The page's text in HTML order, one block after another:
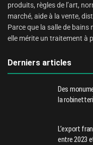
produits, règles de l’art,
marché, aide à la vente,
Parce que la salle de bains
elle mérite un traitement à
Derniers articles
Des
la
L’export
entre 2023